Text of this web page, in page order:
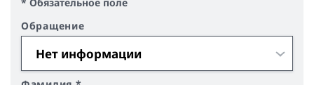
Обращение